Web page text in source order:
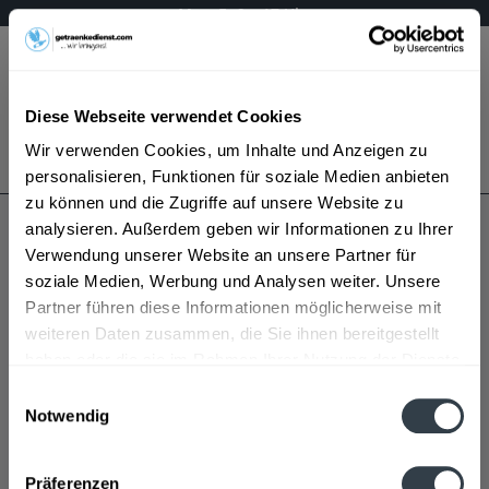
Diese Webseite verwendet Cookies
Wir verwenden Cookies, um Inhalte und Anzeigen zu
personalisieren, Funktionen für soziale Medien anbieten
zu können und die Zugriffe auf unsere Website zu
analysieren. Außerdem geben wir Informationen zu Ihrer
Verwendung unserer Website an unsere Partner für
soziale Medien, Werbung und Analysen weiter. Unsere
Partner führen diese Informationen möglicherweise mit
weiteren Daten zusammen, die Sie ihnen bereitgestellt
Notwendig
Präferenzen
Mo – Fr 9 – 17 Uhr
Menü
Bestellung widerrufen
Es gilt unsere Datenschutzerklärung
Druffel
Druffel wird in den folgenden Regionen, Städten,